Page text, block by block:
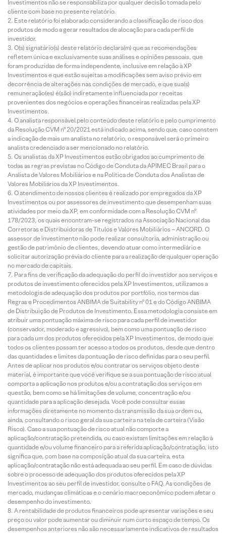
Investimentos não se responsabiliza por qualquer decisão tomada pelo
cliente com base no presente relatório.
Este relatório foi elaborado considerando a classificação de risco dos
produtos de modo a gerar resultados de alocação para cada perfil de
investidor.
O(s) signatário(s) deste relatório declara(m) que as recomendações
refletem única e exclusivamente suas análises e opiniões pessoais, que
foram produzidas de forma independente, inclusive em relação à XP
Investimentos e que estão sujeitas a modificações sem aviso prévio em
decorrência de alterações nas condições de mercado, e que sua(s)
remuneração(es) é(são) indiretamente influenciada por receitas
provenientes dos negócios e operações financeiras realizadas pela XP
Investimentos.
O analista responsável pelo conteúdo deste relatório e pelo cumprimento
da Resolução CVM nº 20/2021 está indicado acima, sendo que, caso constem
a indicação de mais um analista no relatório, o responsável será o primeiro
analista credenciado a ser mencionado no relatório.
Os analistas da XP Investimentos estão obrigados ao cumprimento de
todas as regras previstas no Código de Conduta da APIMEC Brasil para o
Analista de Valores Mobiliários e na Política de Conduta dos Analistas de
Valores Mobiliários da XP Investimentos.
O atendimento de nossos clientes é realizado por empregados da XP
Investimentos ou por assessores de investimento que desempenham suas
atividades por meio da XP, em conformidade com a Resolução CVM nº
178/2023, os quais encontram-se registrados na Associação Nacional das
Corretoras e Distribuidoras de Títulos e Valores Mobiliários – ANCORD. O
assessor de investimento não pode realizar consultoria, administração ou
gestão de patrimônio de clientes, devendo atuar como intermediário e
solicitar autorização prévia do cliente para a realização de qualquer operação
no mercado de capitais.
Para fins de verificação da adequação do perfil do investidor aos serviços e
produtos de investimento oferecidos pela XP Investimentos, utilizamos a
metodologia de adequação dos produtos por portfólio, nos termos das
Regras e Procedimentos ANBIMA de Suitability nº 01 e do Código ANBIMA
de Distribuição de Produtos de Investimento. Essa metodologia consiste em
atribuir uma pontuação máxima de risco para cada perfil de investidor
(conservador, moderado e agressivo), bem como uma pontuação de risco
para cada um dos produtos oferecidos pela XP Investimentos, de modo que
todos os clientes possam ter acesso a todos os produtos, desde que dentro
das quantidades e limites da pontuação de risco definidas para o seu perfil.
Antes de aplicar nos produtos e/ou contratar os serviços objeto deste
material, é importante que você verifique se a sua pontuação de risco atual
comporta a aplicação nos produtos e/ou a contratação dos serviços em
questão, bem como se há limitações de volume, concentração e/ou
quantidade para a aplicação desejada. Você pode consultar essas
informações diretamente no momento da transmissão da sua ordem ou,
ainda, consultando o risco geral da sua carteira na tela de carteira (Visão
Risco). Caso a sua pontuação de risco atual não comporte a
aplicação/contratação pretendida, ou caso existam limitações em relação à
quantidade e/ou volume financeiro para a referida aplicação/contratação, isto
significa que, com base na composição atual da sua carteira, esta
aplicação/contratação não está adequada ao seu perfil. Em caso de dúvidas
sobre o processo de adequação dos produtos oferecidos pela XP
Investimentos ao seu perfil de investidor, consulte o FAQ. As condições de
mercado, mudanças climáticas e o cenário macroeconômico podem afetar o
desempenho do investimento.
A rentabilidade de produtos financeiros pode apresentar variações e seu
preço ou valor pode aumentar ou diminuir num curto espaço de tempo. Os
desempenhos anteriores não são necessariamente indicativos de resultados